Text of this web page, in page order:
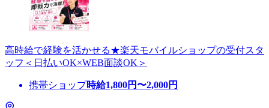
高時給で経験を活かせる★楽天モバイルショップの受付スタ
ッフ＜日払いOK×WEB面談OK＞
携帯ショップ時給1,800円〜2,000円